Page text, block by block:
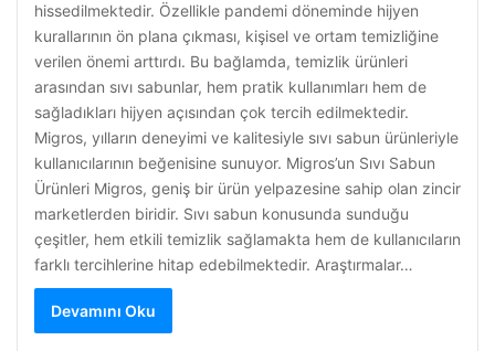
hissedilmektedir. Özellikle pandemi döneminde hijyen
kurallarının ön plana çıkması, kişisel ve ortam temizliğine
verilen önemi arttırdı. Bu bağlamda, temizlik ürünleri
arasından sıvı sabunlar, hem pratik kullanımları hem de
sağladıkları hijyen açısından çok tercih edilmektedir.
Migros, yılların deneyimi ve kalitesiyle sıvı sabun ürünleriyle
kullanıcılarının beğenisine sunuyor. Migros’un Sıvı Sabun
Ürünleri Migros, geniş bir ürün yelpazesine sahip olan zincir
marketlerden biridir. Sıvı sabun konusunda sunduğu
çeşitler, hem etkili temizlik sağlamakta hem de kullanıcıların
farklı tercihlerine hitap edebilmektedir. Araştırmalar…
Devamını Oku